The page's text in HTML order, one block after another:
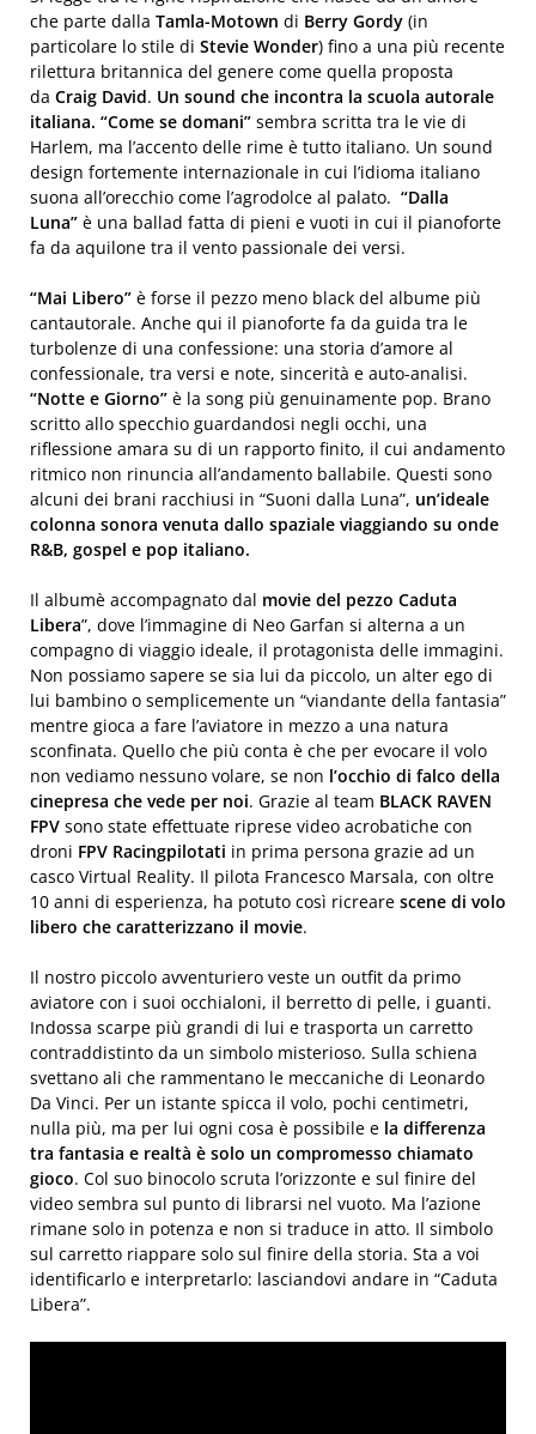
che parte dalla Tamla-Motown di Berry Gordy (in
particolare lo stile di Stevie Wonder) fino a una più recente
rilettura britannica del genere come quella proposta
da Craig David. Un sound che incontra la scuola autorale
italiana. “Come se domani” sembra scritta tra le vie di
Harlem, ma l’accento delle rime è tutto italiano. Un sound
design fortemente internazionale in cui l’idioma italiano
suona all’orecchio come l’agrodolce al palato. “Dalla
Luna” è una ballad fatta di pieni e vuoti in cui il pianoforte
fa da aquilone tra il vento passionale dei versi.
“Mai Libero” è forse il pezzo meno black del albume più
cantautorale. Anche qui il pianoforte fa da guida tra le
turbolenze di una confessione: una storia d’amore al
confessionale, tra versi e note, sincerità e auto-analisi.
“Notte e Giorno” è la song più genuinamente pop. Brano
scritto allo specchio guardandosi negli occhi, una
riflessione amara su di un rapporto finito, il cui andamento
ritmico non rinuncia all’andamento ballabile. Questi sono
alcuni dei brani racchiusi in “Suoni dalla Luna”, un’ideale
colonna sonora venuta dallo spaziale viaggiando su onde
R&B, gospel e pop italiano.
Il albumè accompagnato dal movie del pezzo Caduta
Libera”, dove l’immagine di Neo Garfan si alterna a un
compagno di viaggio ideale, il protagonista delle immagini.
Non possiamo sapere se sia lui da piccolo, un alter ego di
lui bambino o semplicemente un “viandante della fantasia”
mentre gioca a fare l’aviatore in mezzo a una natura
sconfinata. Quello che più conta è che per evocare il volo
non vediamo nessuno volare, se non l’occhio di falco della
cinepresa che vede per noi. Grazie al team BLACK RAVEN
FPV sono state effettuate riprese video acrobatiche con
droni FPV Racingpilotati in prima persona grazie ad un
casco Virtual Reality. Il pilota Francesco Marsala, con oltre
10 anni di esperienza, ha potuto così ricreare scene di volo
libero che caratterizzano il movie.
Il nostro piccolo avventuriero veste un outfit da primo
aviatore con i suoi occhialoni, il berretto di pelle, i guanti.
Indossa scarpe più grandi di lui e trasporta un carretto
contraddistinto da un simbolo misterioso. Sulla schiena
svettano ali che rammentano le meccaniche di Leonardo
Da Vinci. Per un istante spicca il volo, pochi centimetri,
nulla più, ma per lui ogni cosa è possibile e la differenza
tra fantasia e realtà è solo un compromesso chiamato
gioco. Col suo binocolo scruta l’orizzonte e sul finire del
video sembra sul punto di librarsi nel vuoto. Ma l’azione
rimane solo in potenza e non si traduce in atto. Il simbolo
sul carretto riappare solo sul finire della storia. Sta a voi
identificarlo e interpretarlo: lasciandovi andare in “Caduta
Libera”.